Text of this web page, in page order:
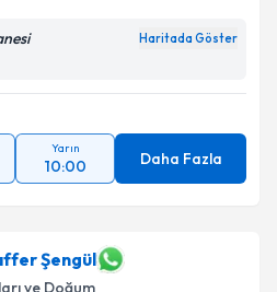
Haritada Göster
Yarın
10:00 Daha Fazla
Şengül
ve Doğum